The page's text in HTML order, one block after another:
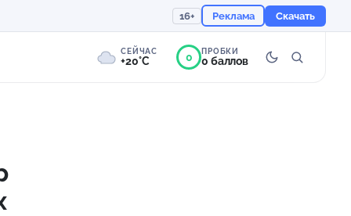
16+ Реклама Скачать
СЕЙЧАС
+20°C 0 ПРОБКИ
0 баллов